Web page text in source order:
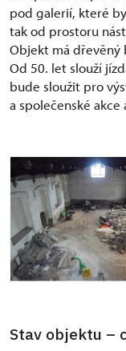
pod galerií, které
tak od prostoru
Objekt má dřevěný
Od 50. let slouží
bude sloužit pro
a společenské akce
Stav objektu –